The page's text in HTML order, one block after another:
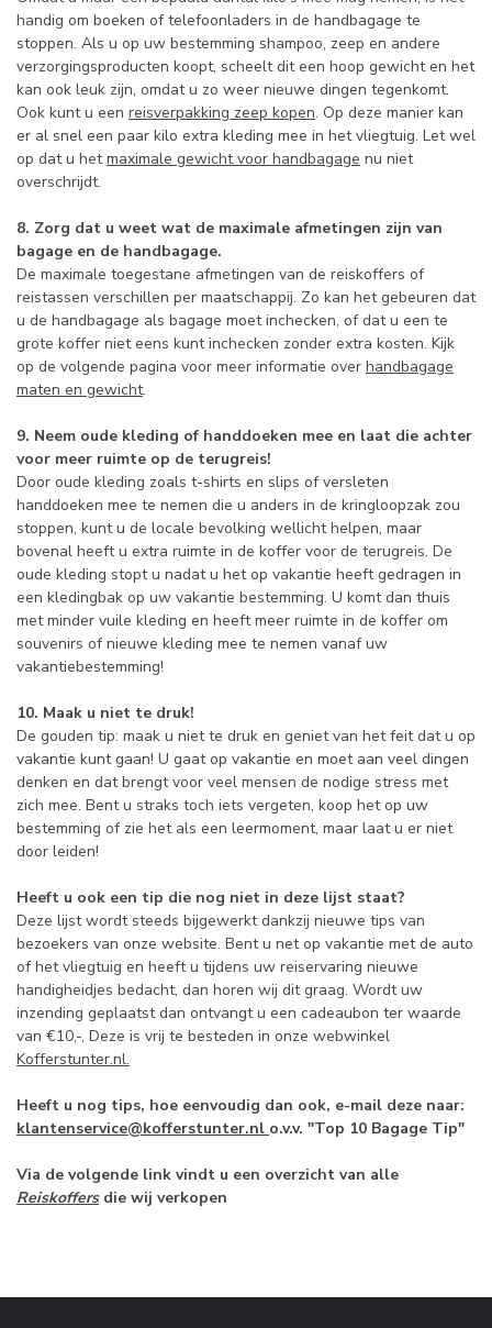
handig om boeken of telefoonladers in de handbagage te
stoppen. Als u op uw bestemming shampoo, zeep en andere
verzorgingsproducten koopt, scheelt dit een hoop gewicht en het
kan ook leuk zijn, omdat u zo weer nieuwe dingen tegenkomt.
Ook kunt u een reisverpakking zeep kopen. Op deze manier kan
er al snel een paar kilo extra kleding mee in het vliegtuig. Let wel
op dat u hetmaximale gewicht voor handbagage nu niet
overschrijdt.
8. Zorg dat u weet wat de maximale afmetingen zijn van
bagage en de handbagage.
De maximale toegestane afmetingen van de reiskoffers of
reistassen verschillen per maatschappij. Zo kan het gebeuren dat
u de handbagage als bagage moet inchecken, of dat u een te
grote koffer niet eens kunt inchecken zonder extra kosten. Kijk
op de volgende pagina voor meer informatie over handbagage
maten en gewicht.
9. Neem oude kleding of handdoeken mee en laat die achter
voor meer ruimte op de terugreis!
Door oude kleding zoals t-shirts en slips of versleten
handdoeken mee te nemen die u anders in de kringloopzak zou
stoppen, kunt u de locale bevolking wellicht helpen, maar
bovenal heeft u extra ruimte in de koffer voor de terugreis. De
oude kleding stopt u nadat u het op vakantie heeft gedragen in
een kledingbak op uw vakantie bestemming. U komt dan thuis
met minder vuile kleding en heeft meer ruimte in de koffer om
souvenirs of nieuwe kleding mee te nemen vanaf uw
vakantiebestemming!
10. Maak u niet te druk!
De gouden tip: maak u niet te druk en geniet van het feit dat u op
vakantie kunt gaan! U gaat op vakantie en moet aan veel dingen
denken en dat brengt voor veel mensen de nodige stress met
zich mee. Bent u straks toch iets vergeten, koop het op uw
bestemming of zie het als een leermoment, maar laat u er niet
door leiden!
Heeft u ook een tip die nog niet in deze lijst staat?
Deze lijst wordt steeds bijgewerkt dankzij nieuwe tips van
bezoekers van onze website. Bent u net op vakantie met de auto
of het vliegtuig en heeft u tijdens uw reiservaring nieuwe
handigheidjes bedacht, dan horen wij dit graag. Wordt uw
inzending geplaatst dan ontvangt u een cadeaubon ter waarde
van €10,-, Deze is vrij te besteden in onze webwinkel
Kofferstunter.nl.
Heeft u nog tips, hoe eenvoudig dan ook, e-mail deze naar:
klantenservice@kofferstunter.nl o.v.v. "Top 10 Bagage Tip"
Via de volgende link vindt u een overzicht van alle
Reiskoffersdie wij verkopen